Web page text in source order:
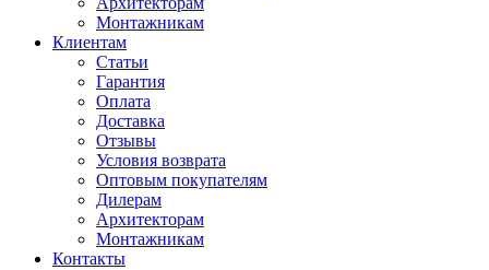
Монтажникам
Клиентам
Статьи
Гарантия
Оплата
Доставка
Отзывы
Условия возврата
Оптовым покупателям
Дилерам
Архитекторам
Монтажникам
Контакты